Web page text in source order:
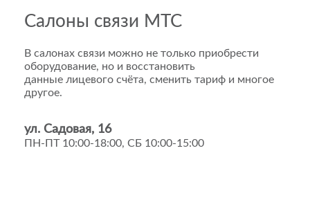
Салоны связи МТС
В салонах связи можно не только приобрести
оборудование, но и восстановить
данные лицевого счёта, сменить тариф и многое
другое.
ул. Садовая, 16
ПН-ПТ 10:00-18:00, СБ 10:00-15:00